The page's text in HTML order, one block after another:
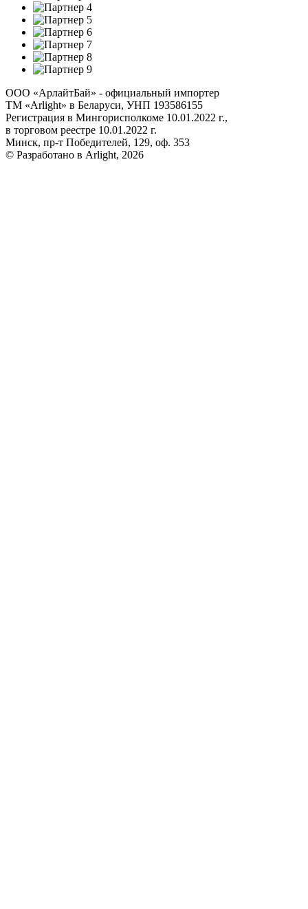
ООО «АрлайтБай» - официальный импортер
ТМ «Arlight» в Беларуси, УНП 193586155
Регистрация в Мингорисполкоме 10.01.2022 г.,
в торговом реестре 10.01.2022 г.
Минск, пр-т Победителей, 129, оф. 353
© Разработано в Arlight, 2026